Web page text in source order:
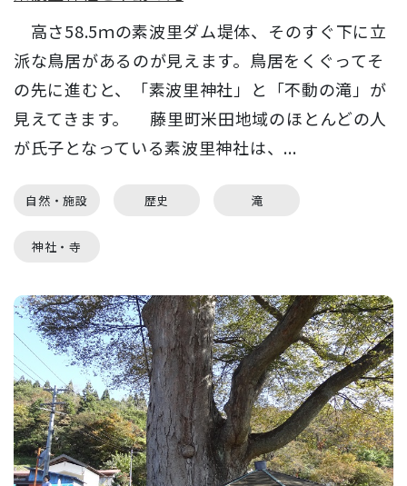
高さ58.5ｍの素波里ダム堤体、そのすぐ下に立
派な鳥居があるのが見えます。鳥居をくぐってそ
の先に進むと、「素波里神社」と「不動の滝」が
見えてきます。 藤里町米田地域のほとんどの人
が氏子となっている素波里神社は、...
自然・施設 歴史 滝
神社・寺